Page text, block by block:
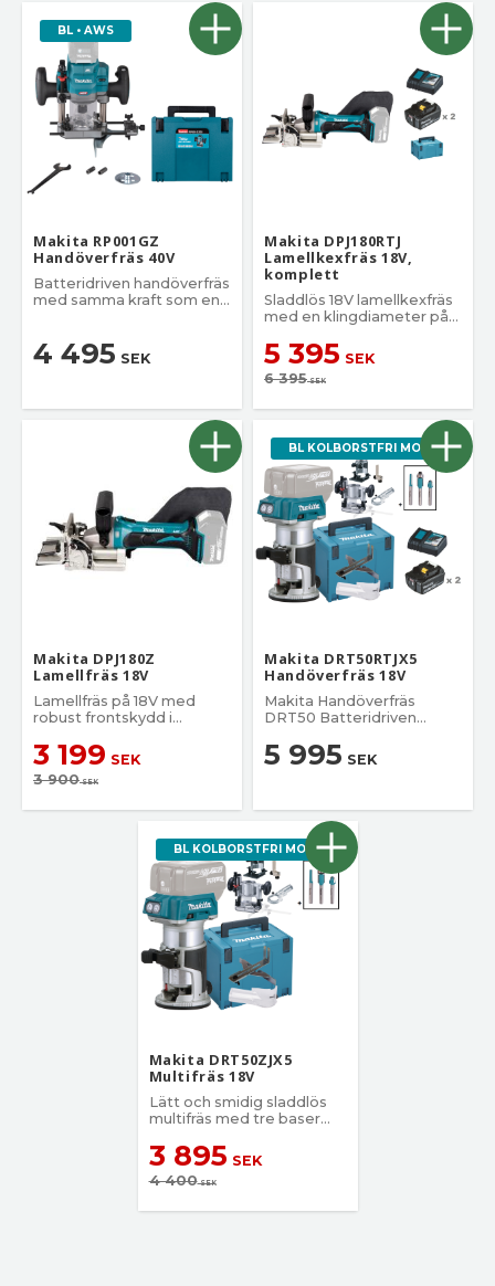
Makita RP001GZ
Handöverfräs 40V
Batteridriven handöverfräs
med samma kraft som en
4 495 SEK
BL • AWS
Makita DPJ180RTJ
Lamellkexfräs 18V,
komplett
Sladdlös 18V lamellkexfräs
med en klingdiameter på
fräsdjup på 20 mm.
5 395 SEK
6 395SEK
Makita DPJ180Z
Lamellfräs 18V
Lamellfräs på 18V med
robust frontskydd i
har sex
skärdjupsinställninga
3 199 SEK
3 900SEK
Makita DRT50RTJX5
Handöverfräs 18V
Makita Handöverfräs
DRT50 Batteridriven
5 995 SEK
BL KOLBORSTFRI MOTOR.
Makita DRT50ZJX5
Multifräs 18V
​Lätt och smidig sladdlös
multifräs med tre baser
3 895 SEK
4 400SEK
BL KOLBORSTFRI MOTOR.